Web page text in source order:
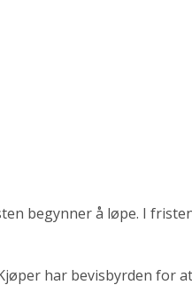
begynner å løpe. I
har bevisbyrden for